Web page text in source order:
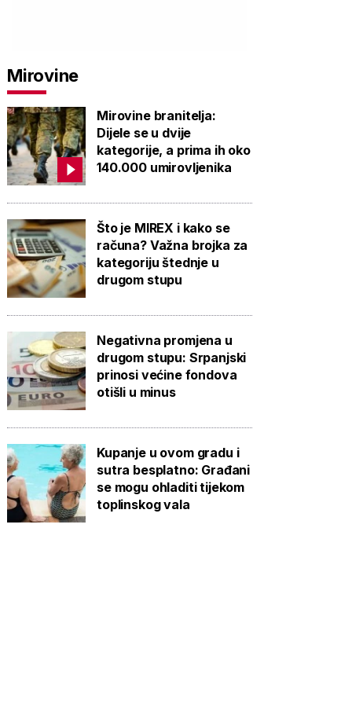
Mirovine
Mirovine branitelja:
Dijele se u dvije
kategorije, a prima ih oko
140.000 umirovljenika
Što je MIREX i kako se
računa? Važna brojka za
kategoriju štednje u
drugom stupu
Negativna promjena u
drugom stupu: Srpanjski
prinosi većine fondova
otišli u minus
Kupanje u ovom gradu i
sutra besplatno: Građani
se mogu ohladiti tijekom
toplinskog vala